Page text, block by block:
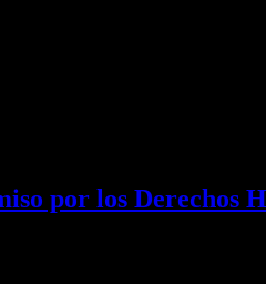
por los Derechos